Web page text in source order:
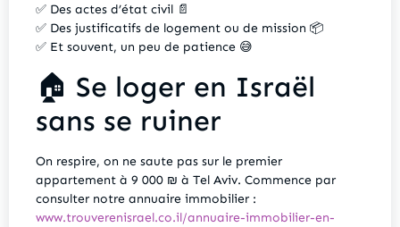
✅ Des actes d’état civil 📄
✅ Des justificatifs de logement ou de mission 📦
✅ Et souvent, un peu de patience 😅
🏠 Se loger en Israël
sans se ruiner
On respire, on ne saute pas sur le premier
appartement à 9 000 ₪ à Tel Aviv. Commence par
consulter notre annuaire immobilier :
www.trouverenisrael.co.il/annuaire-immobilier-en-